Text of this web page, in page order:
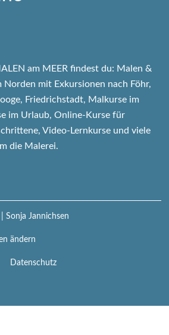
am MEER findest du: Malen &
mit Exkursionen nach Föhr,
Friedrichstadt, Malkurse im
im Urlaub, Online-Kurse für
Video-Lernkurse und viele
die Malerei.
| Sonja Jannichsen
ändern
Datenschutz